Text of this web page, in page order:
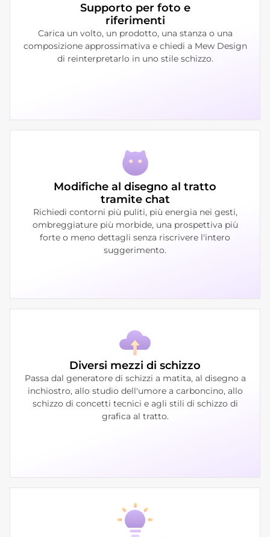
Supporto per foto e
riferimenti
Carica un volto, un prodotto, una stanza o una
composizione approssimativa e chiedi a Mew Design
di reinterpretarlo in uno stile schizzo.
Modifiche al disegno al tratto
tramite chat
Richiedi contorni più puliti, più energia nei gesti,
ombreggiature più morbide, una prospettiva più
forte o meno dettagli senza riscrivere l'intero
suggerimento.
Diversi mezzi di schizzo
Passa dal generatore di schizzi a matita, al disegno a
inchiostro, allo studio dell'umore a carboncino, allo
schizzo di concetti tecnici e agli stili di schizzo di
grafica al tratto.